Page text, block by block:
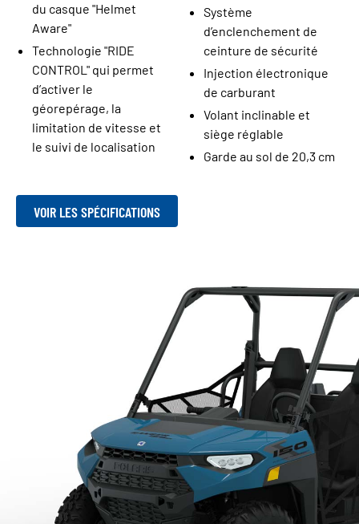
du casque "Helmet
Aware"
Technologie "RIDE
CONTROL" qui permet
d’activer le
géorepérage, la
limitation de vitesse et
le suivi de localisation
Système
d’enclenchement de
ceinture de sécurité
Injection électronique
de carburant
Volant inclinable et
siège réglable
Garde au sol de 20,3 cm
VOIR LES SPÉCIFICATIONS